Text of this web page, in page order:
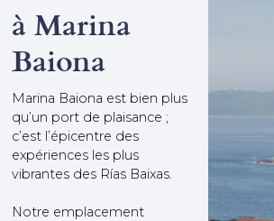
à Marina
Baiona
Marina Baiona est bien plus
qu’un port de plaisance ;
c’est l’épicentre des
expériences les plus
vibrantes des Rías Baixas.
Notre emplacement